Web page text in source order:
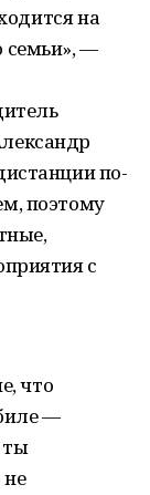
на
семьи», —
по-
поэтому
с
что
—
ты